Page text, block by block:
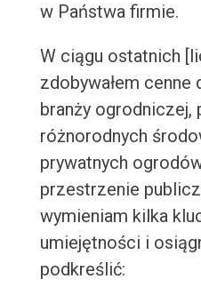
w Państwa firmie.
W ciągu ostatnich
zdobywałem
branży ogrodniczej,
różnorodnych
prywatnych
przestrzenie
wymieniam kilka
umiejętności i
podkreślić: